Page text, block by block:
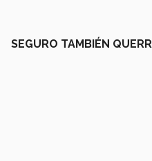
SEGURO TAMBIÉN